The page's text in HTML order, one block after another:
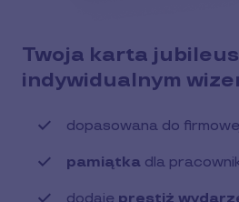
Twoja karta
indywidualnym
dopasowana do
pamiątka dla
dodaje prestiż